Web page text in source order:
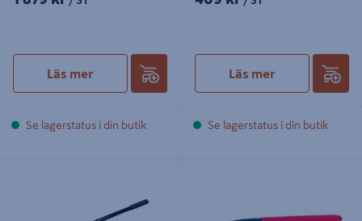
Läs mer
Se lagerstatus i din butik
Läs mer
Se lagerstatus i din butik